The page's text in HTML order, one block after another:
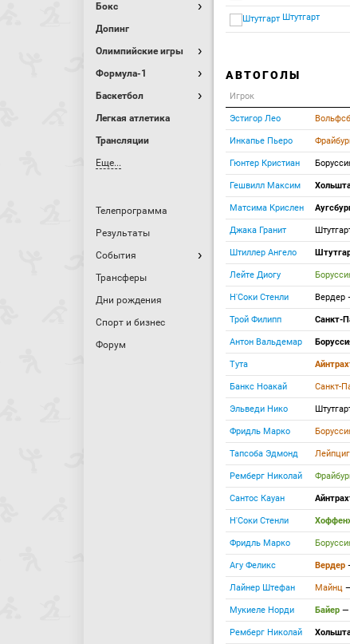
Бокс
Допинг
Олимпийские игры
Формула-1
Баскетбол
Легкая атлетика
Трансляции
Еще...
Телепрограмма
Результаты
События
Трансферы
Дни рождения
Спорт и бизнес
Форум
Штутгарт
АВТОГОЛЫ
Игрок
Эстигор Лео
Инкапье Пьеро
Гюнтер Кристиан
Гешвилл Максим
Матсима Крислен
Джака Гранит
Штиллер Ангело
Лейте Диогу
Н'Соки Стенли Вердер
Трой Филипп Санкт-
Антон Вальдемар
Тута
Банкс Ноакай Санкт-
Эльведи Нико
Фридль Марко
Тапсоба Эдмонд Лейпциг
Ремберг Николай
Сантос Кауан
Н'Соки Стенли
Фридль Марко
Агу Феликс Вердер
Лайнер Штефан Майнц
Мукиеле Норди Байер —
Ремберг Николай